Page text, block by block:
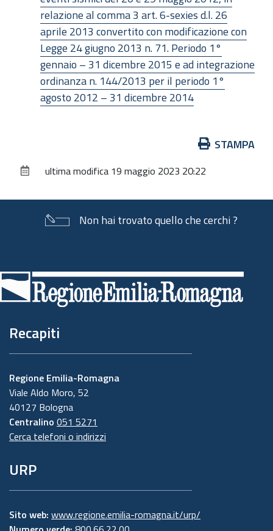
relazione al comma 3 art. 6-sexies d.l. 26
aprile 2013 convertito con modificazione con
Legge 24 giugno 2013 n. 71. Periodo 1°
gennaio – 31 dicembre 2015 e ad integrazione
ordinanza n. 144/2013 per il periodo 1°
agosto 2012 – 31 dicembre 2014
documento
STAMPA
ultima modifica 19 maggio 2023 20:22
Non hai trovato quello che cerchi ?
di
pagina
Recapiti
Regione Emilia-Romagna
Viale Aldo Moro, 52
40127 Bologna
Centralino 051 5271
Cerca telefoni o indirizzi
URP
Sito web: www.regione.emilia-romagna.it/urp/